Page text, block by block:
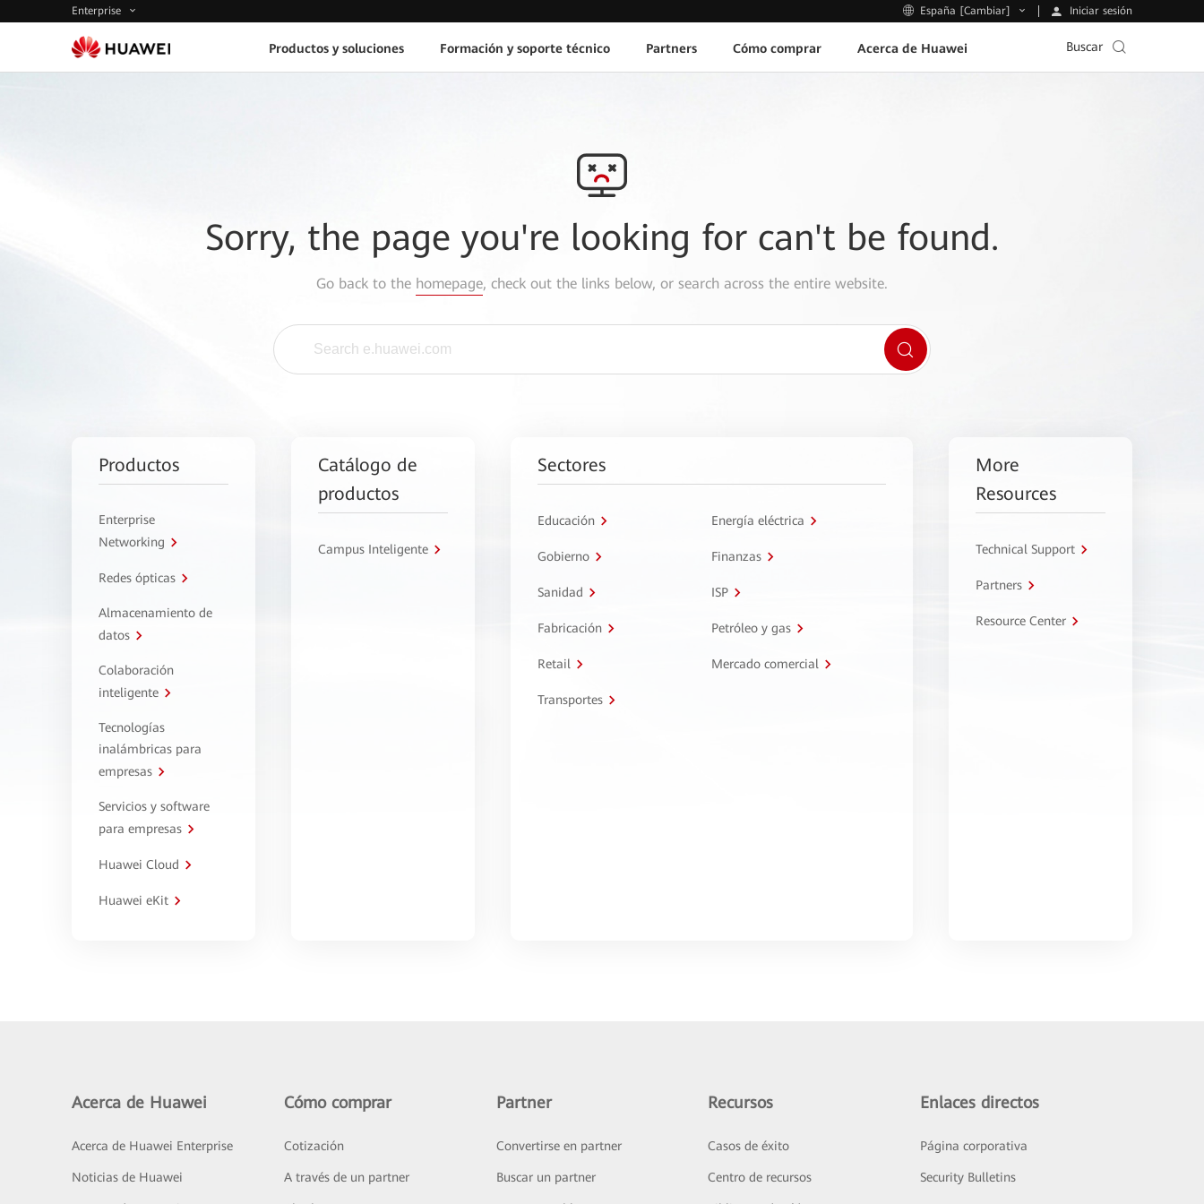
Enterprise España [Cambiar] Iniciar sesión
Productos y soluciones Formación y soporte técnico Partners Cómo comprar Acerca de Huawei Buscar
Sorry, the page you're looking for can't be found.
Go back to the homepage, check out the links below, or search across the entire website.
Productos
Enterprise
Networking
Redes ópticas
Almacenamiento de
datos
Colaboración
inteligente
Tecnologías
inalámbricas para
empresas
Servicios y software
para empresas
Huawei Cloud
Huawei eKit
Catálogo de
productos
Campus Inteligente
Sectores
Educación Energía eléctrica
Gobierno Finanzas
Sanidad ISP
Fabricación Petróleo y gas
Retail Mercado comercial
Transportes
More
Resources
Technical Support
Partners
Resource Center
Acerca de Huawei
Acerca de Huawei Enterprise
Noticias de Huawei
Cómo comprar
Cotización
A través de un partner
Partner
Convertirse en partner
Buscar un partner
Recursos
Casos de éxito
Centro de recursos
Enlaces directos
Página corporativa
Security Bulletins